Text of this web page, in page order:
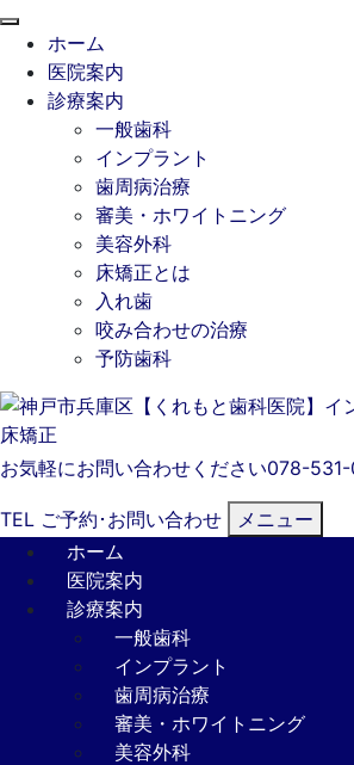
ホーム
医院案内
診療案内
一般歯科
インプラント
歯周病治療
審美・ホワイトニング
美容外科
床矯正とは
入れ歯
咬み合わせの治療
予防歯科
お気軽にお問い合わせください078-
TEL ご予約･ お問い合わせ
メニュー
ホーム
医院案内
診療案内
一般歯科
インプラント
歯周病治療
審美・ホワイトニング
美容外科